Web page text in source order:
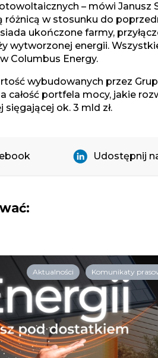
– mówi Janusz
różnicą w stosunku do
ukończone farmy,
wytworzonej energii.
Columbus Energy.
wybudowanych przez
całość portfela mocy, jakie
ok. 3 mld zł.
Udostępnij
Aktualności Komunikaty